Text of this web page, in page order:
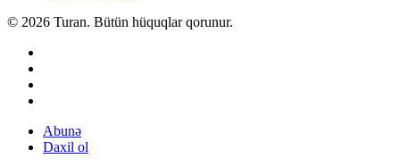
© 2026 Turan. Bütün hüquqlar qorunur.
Abunə
Daxil ol